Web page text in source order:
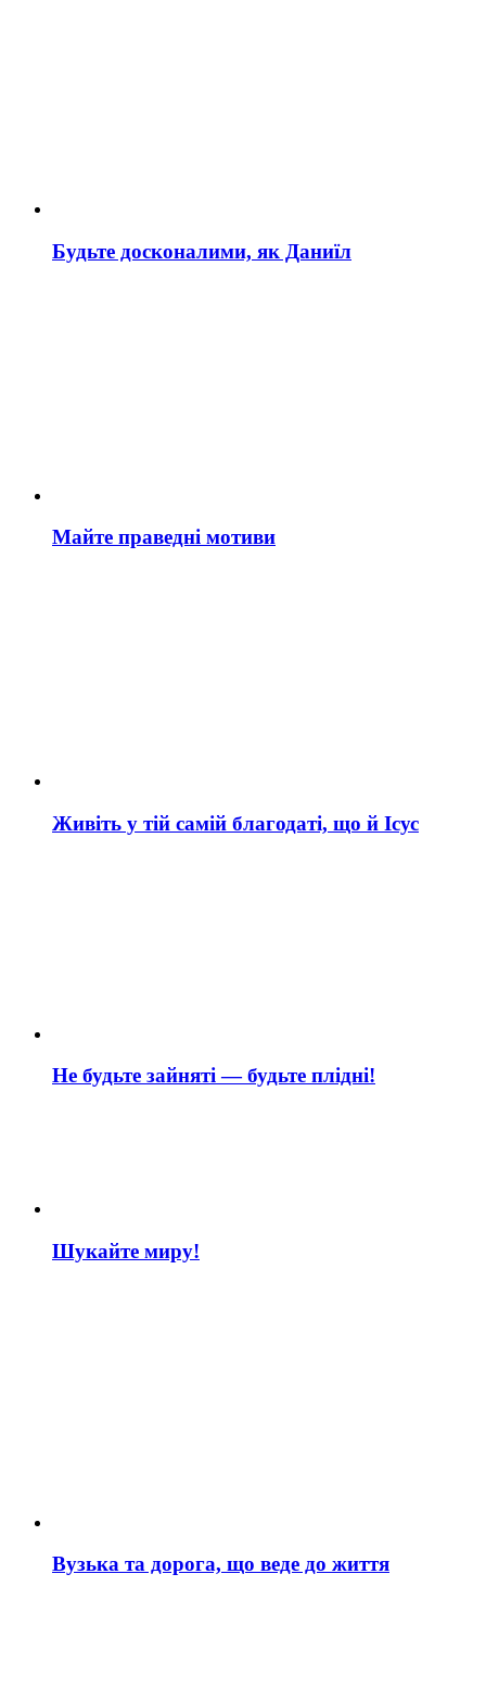
Будьте досконалими, як Даниїл
Майте праведні мотиви
Живіть у тій самій благодаті, що й Ісус
Не будьте зайняті — будьте плідні!
Шукайте миру!
Вузька та дорога, що веде до життя